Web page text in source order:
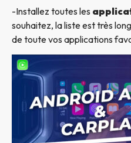
-Installez toutes les
souhaitez, la liste est très
de toute vos applications